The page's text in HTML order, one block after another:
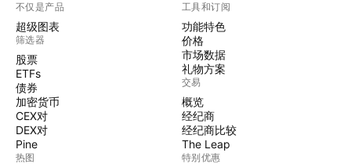
不仅是产品
超级图表
筛选器
股票
ETFs
债券
加密货币
CEX对
DEX对
Pine
热图
工具和订阅
功能特色
价格
市场数据
礼物方案
交易
概览
经纪商
经纪商比较
The Leap
特别优惠